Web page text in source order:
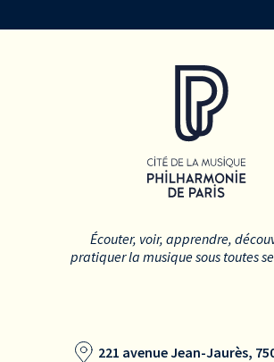
Écouter, voir, apprendre,
pratiquer la musique sous toutes
221 avenue Jean-Jaurès,